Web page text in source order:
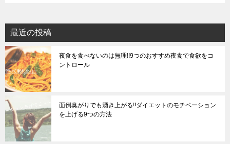
最近の投稿
夜食を食べないのは無理!!9つのおすすめ夜食で食欲をコ
ントロール
面倒臭がりでも湧き上がる!!ダイエットのモチベーション
を上げる9つの方法